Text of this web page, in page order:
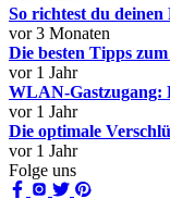
So richtest du
vor 3 Monaten
Die besten Tipps
vor 1 Jahr
WLAN-Gastzugang:
vor 1 Jahr
Die optimale
vor 1 Jahr
Folge uns